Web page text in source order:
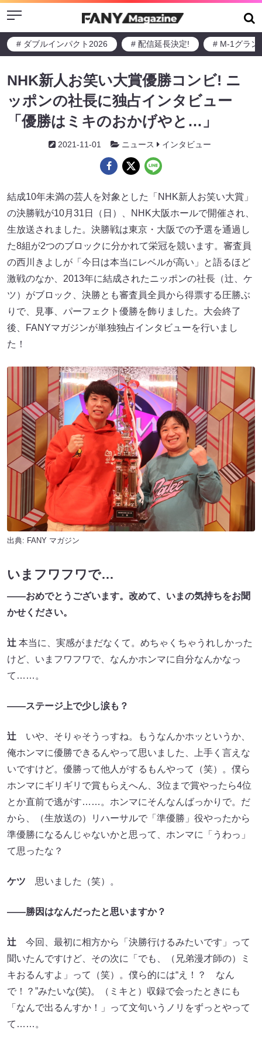
Menu
# ダブルインパクト2026 # 配信延長決定! # M-1グラン
NHK新人お笑い大賞優勝コンビ! ニ
ッポンの社長に独占インタビュー
「優勝はミキのおかげやと…」
2021-11-01 ニュース インタビュー
結成10年未満の芸人を対象とした「NHK新人お笑い大賞」
の決勝戦が10月31日（日）、NHK大阪ホールで開催され、
生放送されました。決勝戦は東京・大阪での予選を通過し
た8組が2つのブロックに分かれて栄冠を競います。審査員
の西川きよしが「今日は本当にレベルが高い」と語るほど
激戦のなか、2013年に結成されたニッポンの社長（辻、ケ
ツ）がブロック、決勝とも審査員全員から得票する圧勝ぶ
りで、見事、パーフェクト優勝を飾りました。大会終了
後、FANYマガジンが単独独占インタビューを行いまし
た！
出典: FANY マガジン
いまフワフワで…
——おめでとうございます。改めて、いまの気持ちをお聞
かせください。
辻 本当に、実感がまだなくて。めちゃくちゃうれしかった
けど、いまフワフワで、なんかホンマに自分なんかなっ
て……。
——ステージ上で少し涙も？
辻 いや、そりゃそうっすね。もうなんかホッというか、
俺ホンマに優勝できるんやって思いました、上手く言えな
いですけど。優勝って他人がするもんやって（笑）。僕ら
ホンマにギリギリで賞もらえへん、3位まで賞やったら4位
とか直前で逃がす……。ホンマにそんなんばっかりで。だ
から、（生放送の）リハーサルで「準優勝」役やったから
準優勝になるんじゃないかと思って、ホンマに「うわっ」
て思ったな？
ケツ 思いました（笑）。
——勝因はなんだったと思いますか？
辻 今回、最初に相方から「決勝行けるみたいです」って
聞いたんですけど、その次に「でも、（兄弟漫才師の）ミ
キおるんすよ」って（笑）。僕ら的には“え！？ なん
で！？”みたいな(笑)。（ミキと）収録で会ったときにも
「なんで出るんすか！」って文句いうノリをずっとやって
て……。